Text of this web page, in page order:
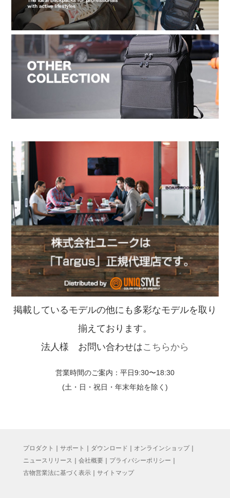
掲載しているモデルの他にも多彩なモデルを取り
揃えております。
法人様 お問い合わせはこちらから
営業時間のご案内：平日9:30〜18:30
(土・日・祝日・年末年始を除く)
プロダクト サポート ダウンロード オンラインショップ｜
ニュースリリース
会社概要｜ プライバシーポリシー
古物営業法に基づく表示｜ サイトマップ